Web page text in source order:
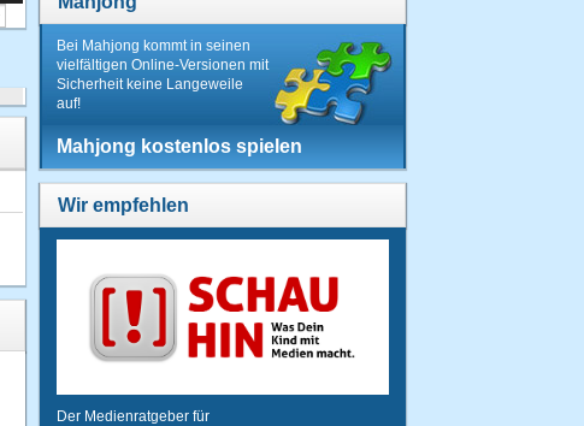
Bei Mahjong kommt in seinen
vielfältigen Online-Versionen mit
Sicherheit keine Langeweile
auf!
Mahjong kostenlos spielen
Wir empfehlen
Der Medienratgeber für